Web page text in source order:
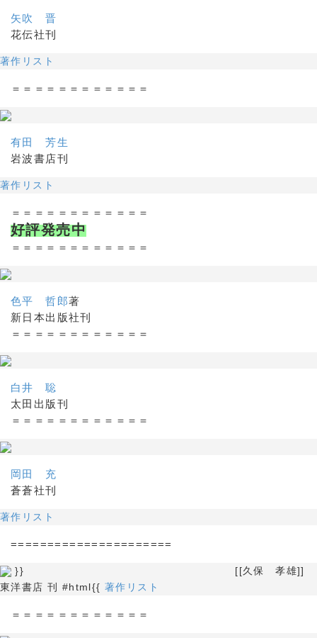
矢吹 晋
花伝社刊
著作リスト
＝＝＝＝＝＝＝＝＝＝＝＝
有田 芳生
岩波書店刊
著作リスト
＝＝＝＝＝＝＝＝＝＝＝＝
好評発売中
＝＝＝＝＝＝＝＝＝＝＝＝
色平 哲郎著
新日本出版社刊
＝＝＝＝＝＝＝＝＝＝＝＝
白井 聡
太田出版刊
＝＝＝＝＝＝＝＝＝＝＝＝
岡田 充
蒼蒼社刊
著作リスト
======================
}} [[久保 孝雄]]
東洋書店 刊 #html{{ 著作リスト
＝＝＝＝＝＝＝＝＝＝＝＝